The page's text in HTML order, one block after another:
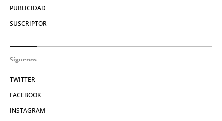
PUBLICIDAD
SUSCRIPTOR
Síguenos
TWITTER
FACEBOOK
INSTAGRAM